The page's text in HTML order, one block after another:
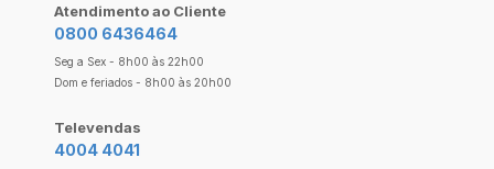
Atendimento ao Cliente
0800 6436464
Seg a Sex - 8h00 às 22h00
Dom e feriados - 8h00 às 20h00
Televendas
4004 4041